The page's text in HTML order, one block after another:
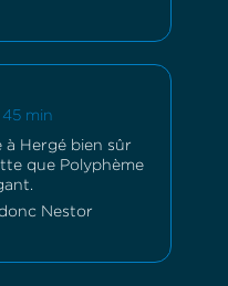
min
à Hergé bien sûr
que Polyphème
Nestor